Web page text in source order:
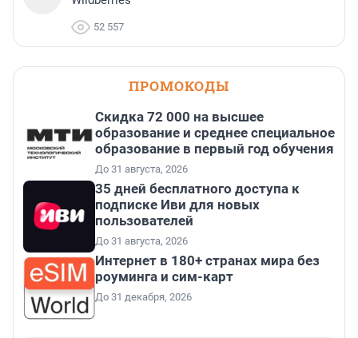
52 557
ПРОМОКОДЫ
Скидка 72 000 на высшее
образование и среднее специальное
образование в первый год обучения
До 31 августа, 2026
35 дней бесплатного доступа к
подписке Иви для новых
пользователей
До 31 августа, 2026
Интернет в 180+ странах мира без
роуминга и сим-карт
До 31 декабря, 2026